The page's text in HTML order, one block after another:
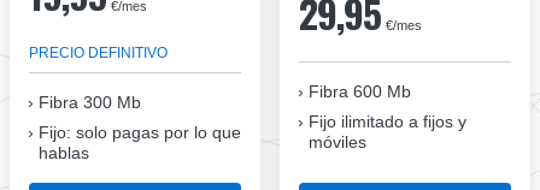
€/mes
PRECIO DEFINITIVO
Fibra 300 Mb
Fijo: solo pagas por lo que
hablas
29,95 €/mes
Fibra 600 Mb
Fijo ilimitado a fijos y
móviles